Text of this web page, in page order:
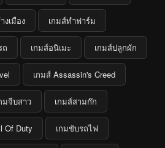
งเมือง เกมส์ทำฟาร์ม
ถ เกมส์อนิเมะ เกมส์ปลูกผัก
เกมส์ Assassin's Creed
มจีบสาว เกมส์สามก๊ก
Of Duty เกมขับรถไฟ